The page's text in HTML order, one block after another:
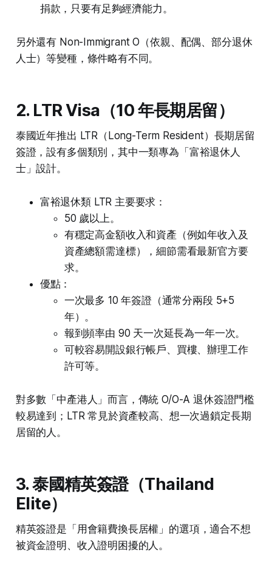
捐款，只要有足夠經濟能力。
另外還有 Non-Immigrant O（依親、配偶、部分退休
人士）等變種，條件略有不同。
2. LTR Visa（10 年長期居留）
泰國近年推出 LTR（Long-Term Resident）長期居留
簽證，設有多個類別，其中一類專為「富裕退休人
士」設計。
富裕退休類 LTR 主要要求：
50 歲以上。
有穩定高金額收入和資產（例如年收入及
資產總額需達標），細節需看最新官方要
求。
優點：
一次最多 10 年簽證（通常分兩段 5+5
年）。
報到頻率由 90 天一次延長為一年一次。
可較容易開設銀行帳戶、買樓、辦理工作
許可等。
對多數「中產港人」而言，傳統 O/O-A 退休簽證門檻
較易達到；LTR 常見於資產較高、想一次過鎖定長期
居留的人。
3. 泰國精英簽證（Thailand
Elite）
精英簽證是「用會籍費換長居權」的選項，適合不想
被資金證明、收入證明困擾的人。